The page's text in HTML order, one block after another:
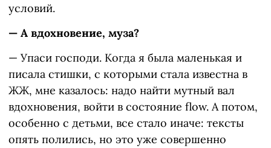
условий.
— А вдохновение, муза?
— Упаси господи. Когда я была маленькая и
писала стишки, с которыми стала известна в
ЖЖ, мне казалось: надо найти мутный вал
вдохновения, войти в состояние flow. А потом,
особенно с детьми, все стало иначе: тексты
опять полились, но это уже совершенно